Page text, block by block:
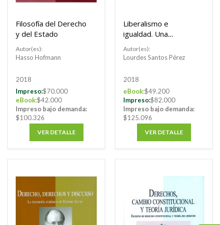
Filosofía del Derecho
y del Estado
Autor(es):
Hasso Hofmann
2018
Impreso:$70.000
eBook:$42.000
Impreso bajo demanda:
$100.326
VER DETALLE
Liberalismo e
igualdad. Una
filosofía política de
Autor(es):
Lourdes Santos Pérez
2018
eBook:$49.200
Impreso:$82.000
Impreso bajo demanda:
$125.096
VER DETALLE